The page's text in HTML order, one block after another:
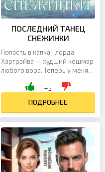
ПОСЛЕДНИЙ ТАНЕЦ
СНЕЖИНКИ
Попасть в капкан лорда
Харгрэйва — худший кошмар
любого вора. Теперь у меня
украденный артефакт и
+5
ПОДРОБНЕЕ